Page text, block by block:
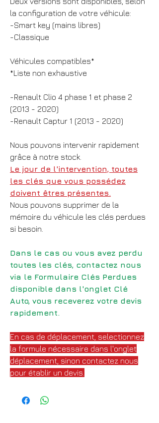
la configuration de votre véhicule:
-Smart key (mains libres)
-Classique
Véhicules compatibles*
*Liste non exhaustive
-Renault Clio 4 phase 1 et phase 2
(2013 - 2020)
-Renault Captur 1 (2013 - 2020)
Nous pouvons intervenir rapidement
grâce à notre stock.
Le jour de l'intervention, toutes
les clés que vous possédez
doivent êtres présentes.
Nous pouvons supprimer de la
mémoire du véhicule les clés perdues
si besoin.
Dans le cas ou vous avez perdu
toutes les clés, contactez nous
via le Formulaire Clés Perdues
disponible dans l'onglet Clé
Auto, vous receverez votre devis
rapidement.
En cas de déplacement, selectionnez
la formule nécessaire dans l'onglet
déplacement, sinon contactez nous
pour établir un devis.